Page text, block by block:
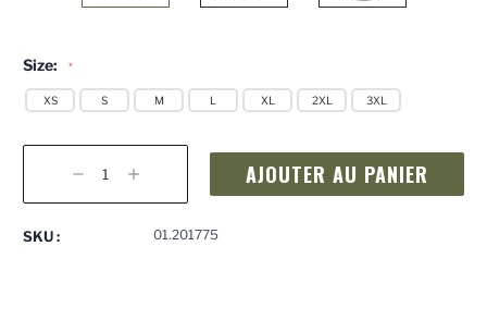
Size: *
XS S M L XL 2XL 3XL
Stock
Diminuer
Augmenter
SKU : 01.201775